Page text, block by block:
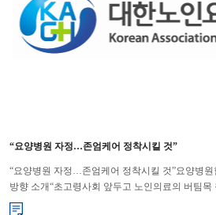
“요양병원 자정…존엄케어 정착시킬 것”
“요양병원 자정…존엄케어 정착시킬 것”요양병
방향 소개“초고령사회 앞두고 노인의료의 버팀목
내년부터 본인부담금 할인행위 등의 불법행위를